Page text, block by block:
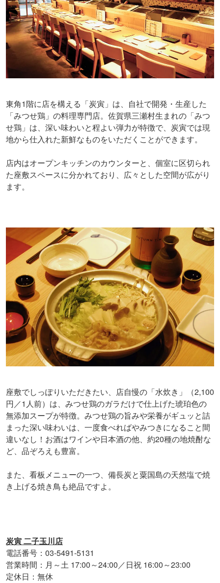
東角1階に店を構える「炭寅」は、自社で開発・生産した
「みつせ鶏」の料理専門店。佐賀県三瀬村生まれの「みつ
せ鶏」は、深い味わいと程よい弾力が特徴で、炭寅では現
地から仕入れた新鮮なものをいただくことができます。
店内はオープンキッチンのカウンターと、個室に区切られ
た座敷スペースに分かれており、広々とした空間が広がり
ます。
座敷でしっぽりいただきたい、店自慢の「水炊き」（2,100
円／1人前）は、みつせ鶏のガラだけで仕上げた琥珀色の
無添加スープが特徴。みつせ鶏の旨みや栄養がギュッと詰
まった深い味わいは、一度食べればやみつきになること間
違いなし！お酒はワインや日本酒の他、約20種の地焼酎な
ど、品ぞろえも豊富。
また、看板メニューの一つ、備長炭と粟国島の天然塩で焼
き上げる焼き鳥も絶品ですよ。
炭寅 二子玉川店
電話番号：03-5491-5131
営業時間：月～土 17:00～24:00／日祝 16:00～23:00
定休日：無休